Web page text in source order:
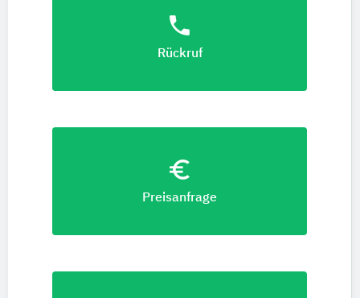
phone
Rückruf
euro_symbol
Preisanfrage